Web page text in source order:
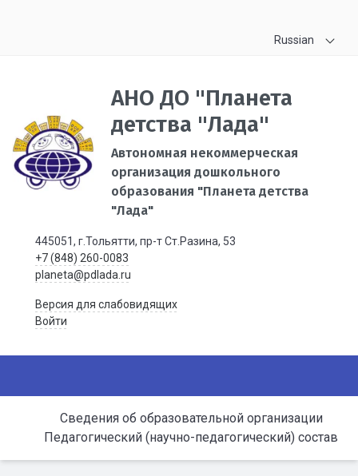
Russian
АНО ДО "Планета
детства "Лада"
Автономная некоммерческая
организация дошкольного
образования "Планета детства
"Лада"
445051, г.Тольятти, пр-т Ст.Разина, 53
+7 (848) 260-0083
planeta@pdlada.ru
Версия для слабовидящих
Войти
Сведения об образовательной организации
Педагогический (научно-педагогический) состав